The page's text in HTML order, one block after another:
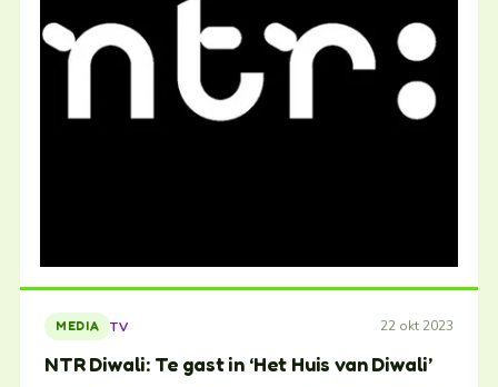
MEDIA TV 22 okt 2023
NTR Diwali: Te gast in ‘Het Huis van Diwali’